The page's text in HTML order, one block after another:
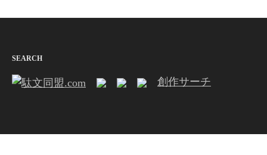
SEARCH
創作サーチ